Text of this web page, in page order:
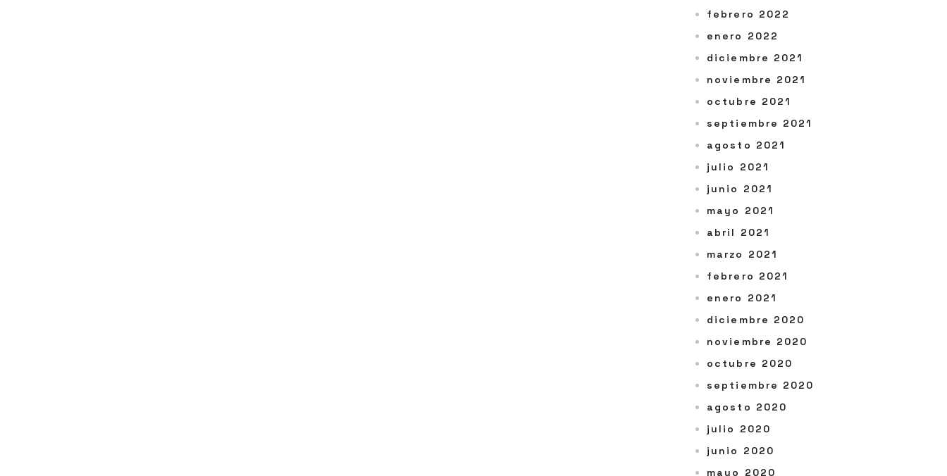
febrero 2022
enero 2022
diciembre 2021
noviembre 2021
octubre 2021
septiembre 2021
agosto 2021
julio 2021
junio 2021
mayo 2021
abril 2021
marzo 2021
febrero 2021
enero 2021
diciembre 2020
noviembre 2020
octubre 2020
septiembre 2020
agosto 2020
julio 2020
junio 2020
mayo 2020